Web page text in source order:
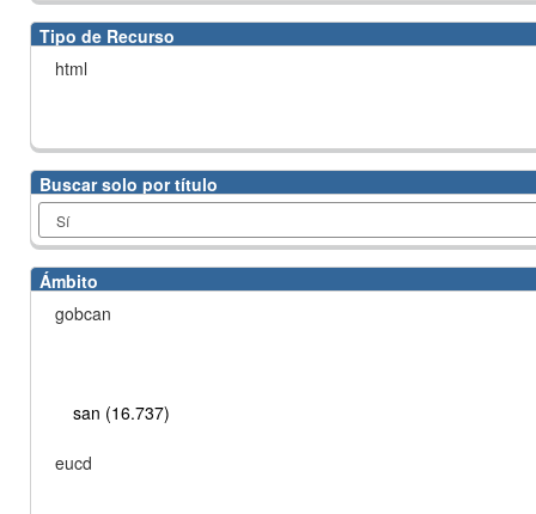
Tipo de Recurso
html
Buscar solo por título
Ámbito
gobcan
san (16.737)
eucd